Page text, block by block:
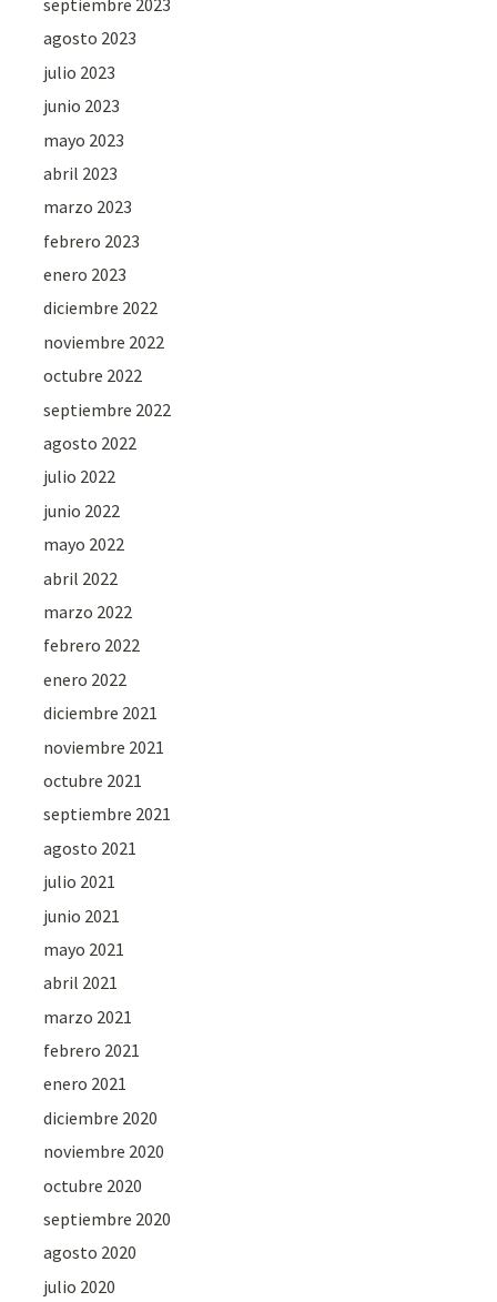
agosto 2023
julio 2023
junio 2023
mayo 2023
abril 2023
marzo 2023
febrero 2023
enero 2023
diciembre 2022
noviembre 2022
octubre 2022
septiembre 2022
agosto 2022
julio 2022
junio 2022
mayo 2022
abril 2022
marzo 2022
febrero 2022
enero 2022
diciembre 2021
noviembre 2021
octubre 2021
septiembre 2021
agosto 2021
julio 2021
junio 2021
mayo 2021
abril 2021
marzo 2021
febrero 2021
enero 2021
diciembre 2020
noviembre 2020
octubre 2020
septiembre 2020
agosto 2020
julio 2020